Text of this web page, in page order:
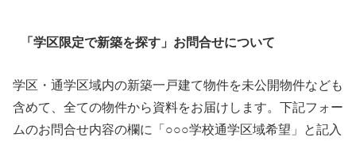
「学区限定で新築を探す」お問合せについて
学区・通学区域内の新築一戸建て物件を未公開物件なども
含めて、全ての物件から資料をお届けします。下記フォー
ムのお問合せ内容の欄に「○○○学校通学区域希望」と記入